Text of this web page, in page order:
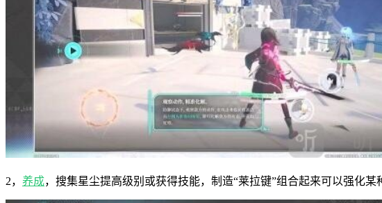
2， 养成，搜集星尘提高级别或获得技能，制造“莱拉键”组合起来可以强化某